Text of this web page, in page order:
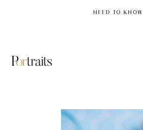
NEED TO KNOW